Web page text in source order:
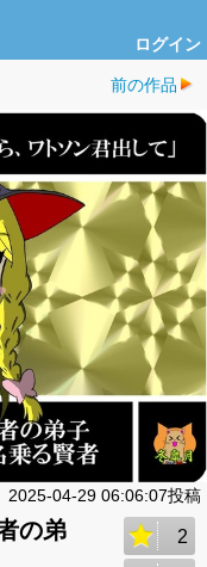
ログイン
前の作品
2025-04-29 06:06:07投稿
の弟
2